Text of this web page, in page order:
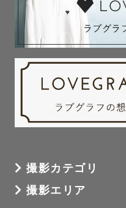
撮影カテゴリ
撮影エリア